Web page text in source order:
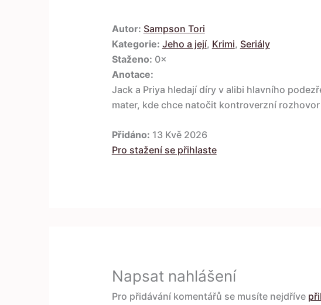
Autor: Sampson Tori
Kategorie: Jeho a její, Krimi, Seriály
Staženo: 0×
Anotace:
Jack a Priya hledají díry v alibi hlavního
mater, kde chce natočit kontroverzní
Přidáno: 13 Kvě 2026
Pro stažení se přihlaste
Napsat nahlášení
Pro přidávání komentářů se musíte nejdříve